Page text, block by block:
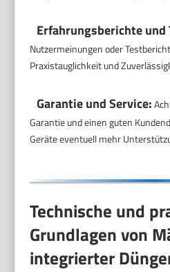
Erfahrungsberichte und
Nutzermeinungen oder
Praxistauglichkeit und
Garantie und Service:
Garantie und einen guten
Geräte eventuell mehr
Technische und
Grundlagen von
integrierter